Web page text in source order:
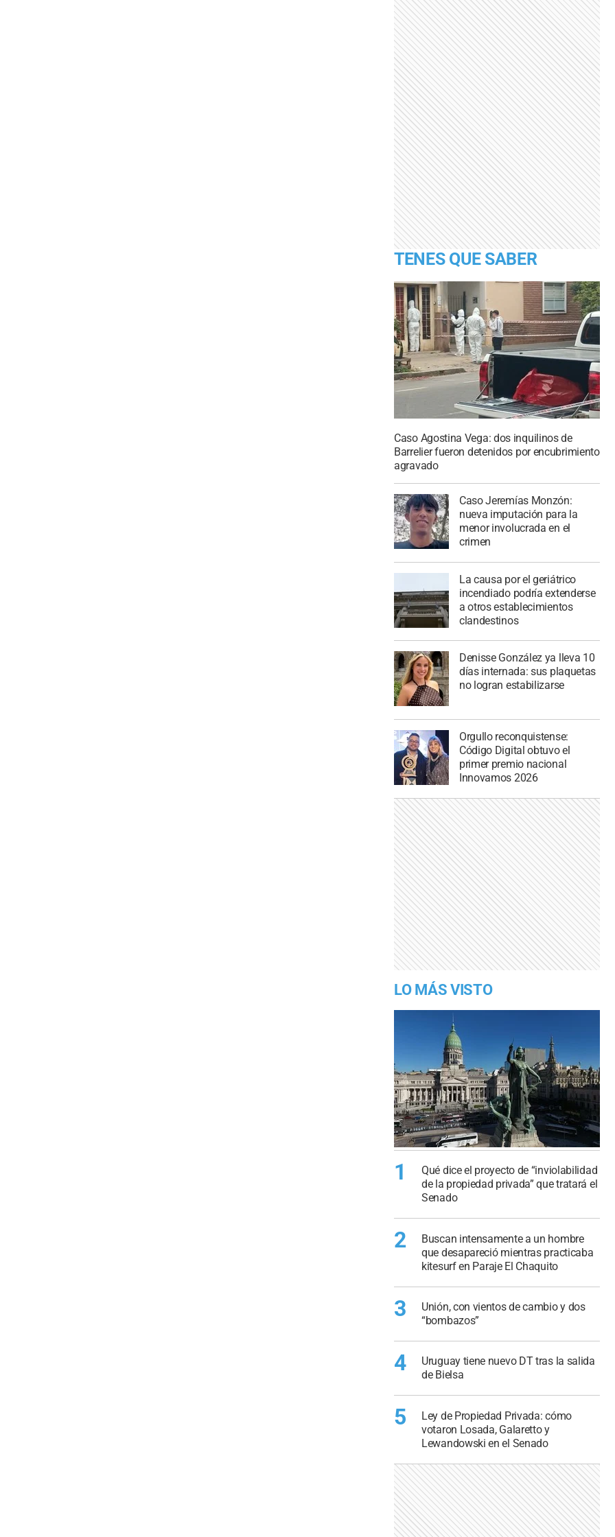
TENES QUE SABER
Caso Agostina Vega: dos inquilinos de
Barrelier fueron detenidos por encubrimiento
agravado
Caso Jeremías Monzón:
nueva imputación para la
menor involucrada en el
crimen
La causa por el geriátrico
incendiado podría extenderse
a otros establecimientos
clandestinos
Denisse González ya lleva 10
días internada: sus plaquetas
no logran estabilizarse
Orgullo reconquistense:
Código Digital obtuvo el
primer premio nacional
Innovamos 2026
LO MÁS VISTO
1
Qué dice el proyecto de “inviolabilidad
de la propiedad privada” que tratará el
Senado
2
Buscan intensamente a un hombre
que desapareció mientras practicaba
kitesurf en Paraje El Chaquito
3
Unión, con vientos de cambio y dos
“bombazos”
4
Uruguay tiene nuevo DT tras la salida
de Bielsa
5
Ley de Propiedad Privada: cómo
votaron Losada, Galaretto y
Lewandowski en el Senado